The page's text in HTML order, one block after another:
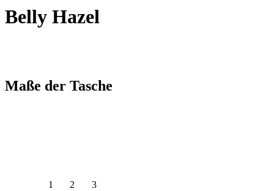
Belly Hazel
Maße der Tasche
1 2
3